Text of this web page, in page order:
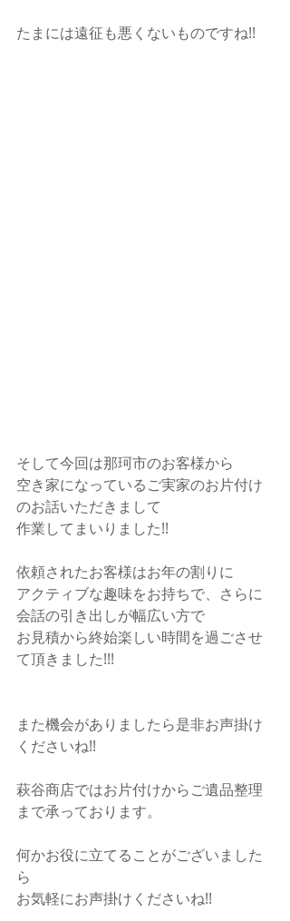
たまには遠征も悪くないものですね!!
そして今回は那珂市のお客様から
空き家になっているご実家のお片付け
のお話いただきまして
作業してまいりました!!
依頼されたお客様はお年の割りに
アクティブな趣味をお持ちで、さらに
会話の引き出しが幅広い方で
お見積から終始楽しい時間を過ごさせ
て頂きました!!!
また機会がありましたら是非お声掛け
くださいね!!
萩谷商店ではお片付けからご遺品整理
まで承っております。
何かお役に立てることがございました
ら
お気軽にお声掛けくださいね!!